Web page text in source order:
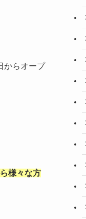
からオープ
様々な方